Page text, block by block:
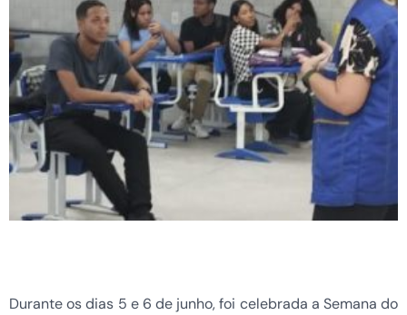
Durante os dias 5 e 6 de junho, foi celebrada a Semana do